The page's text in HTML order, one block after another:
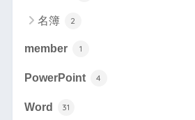
名簿 2
member 1
PowerPoint 4
Word 31